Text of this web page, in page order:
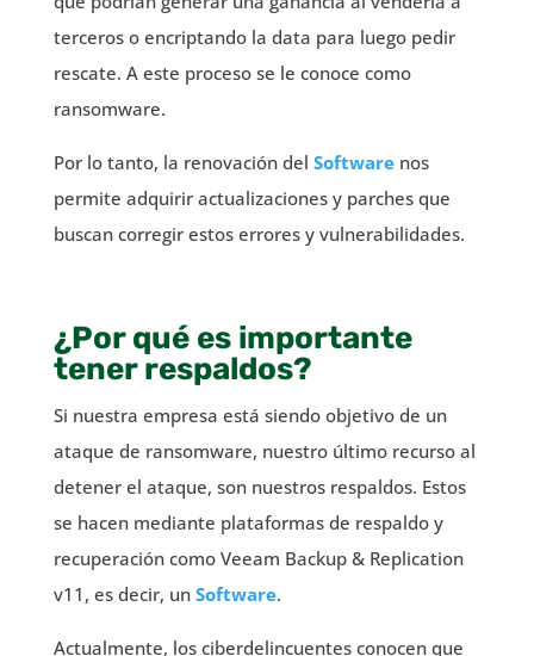
terceros o encriptando la data para luego pedir
rescate. A este proceso se le conoce como
ransomware.
Por lo tanto, la renovación del Software nos
permite adquirir actualizaciones y parches que
buscan corregir estos errores y vulnerabilidades.
¿Por qué es importante
tener respaldos?
Si nuestra empresa está siendo objetivo de un
ataque de ransomware, nuestro último recurso al
detener el ataque, son nuestros respaldos. Estos
se hacen mediante plataformas de respaldo y
recuperación como Veeam Backup & Replication
v11, es decir, un Software.
Actualmente, los ciberdelincuentes conocen que